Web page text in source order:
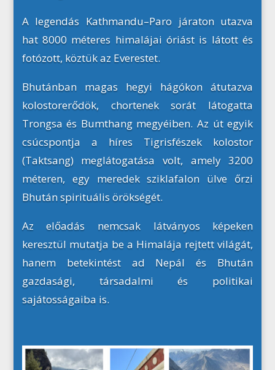
A legendás Kathmandu–Paro járaton utazva
hat 8000 méteres himalájai óriást is látott és
fotózott, köztük az Everestet.
Bhutánban magas hegyi hágókon átutazva
kolostorerődök, chortenek sorát látogatta
Trongsa és Bumthang megyéiben. Az út egyik
csúcspontja a híres Tigrisfészek kolostor
(Taktsang) meglátogatása volt, amely 3200
méteren, egy meredek sziklafalon ülve őrzi
Bhután spirituális örökségét.
Az előadás nemcsak látványos képeken
keresztül mutatja be a Himalája rejtett világát,
hanem betekintést ad Nepál és Bhután
gazdasági, társadalmi és politikai
sajátosságaiba is.